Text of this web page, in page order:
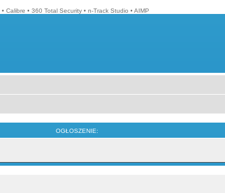
• Calibre • 360 Total Security • n-Track Studio • AIMP
OGŁOSZENIE: